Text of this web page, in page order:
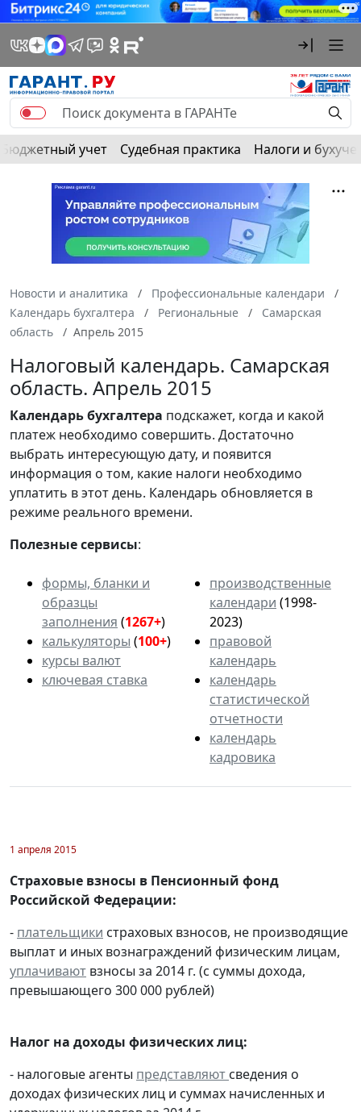
Бюджетный учет Судебная практика Налоги и
Новости и аналитика
Профессиональные календари
Календарь бухгалтера
Региональные
Самарская
область
Апрель 2015
Налоговый календарь. Самарская
область. Апрель 2015
Календарьбухгалтера подскажет, когда и какой
платеж необходимо совершить. Достаточно
выбрать интересующую дату, и появится
информация о том, какие налоги необходимо
уплатить в этот день. Календарь обновляется в
режиме реального времени.
Полезные сервисы:
формы, бланки и
образцы
заполнения (1267+)
калькуляторы (100+)
курсы валют
ключевая ставка
производственные
календари (1998-
2023)
правовой
календарь
календарь
статистической
отчетности
календарь
кадровика
1 апреля 2015
Страховые взносы в Пенсионный фонд
Российской Федерации:
- плательщики страховых взносов, не производящие
выплат и иных вознаграждений физическим лицам,
уплачивают взносы за 2014 г. (с суммы дохода,
превышающего 300 000 рублей)
Налог на доходы физических лиц:
- налоговые агенты представляют сведения о
доходах физических лиц и суммах начисленных и